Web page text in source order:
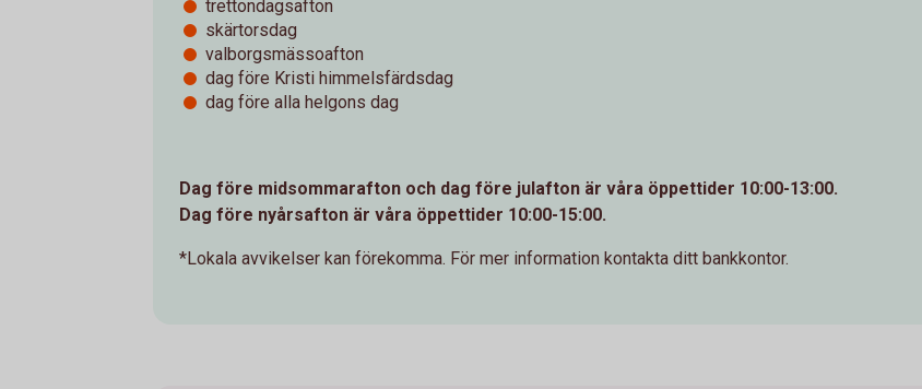
trettondagsafton
skärtorsdag
valborgsmässoafton
dag före Kristi himmelsfärdsdag
dag före alla helgons dag
Dag före midsommarafton och dag före julafton är våra öppettider 10:00-13:00.
Dag före nyårsafton är våra öppettider 10:00-15:00.
*Lokala avvikelser kan förekomma. För mer information kontakta ditt bankkontor.